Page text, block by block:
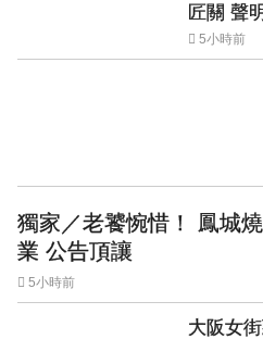
匠關 聲
5小時前
獨家／老饕惋惜！ 鳳城
業 公告頂讓
5小時前
大阪女